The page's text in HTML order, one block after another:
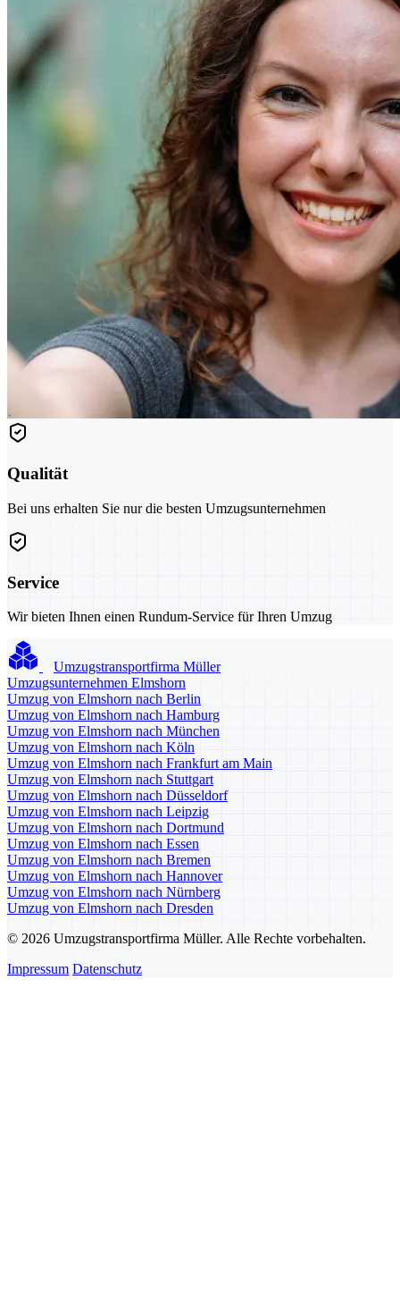
Qualität
Bei uns erhalten Sie nur die besten Umzugsunternehmen
Service
Wir bieten Ihnen einen Rundum-Service für Ihren Umzug
Umzugstransportfirma Müller
Umzugsunternehmen Elmshorn
Umzug von Elmshorn nach Berlin
Umzug von Elmshorn nach Hamburg
Umzug von Elmshorn nach München
Umzug von Elmshorn nach Köln
Umzug von Elmshorn nach Frankfurt am Main
Umzug von Elmshorn nach Stuttgart
Umzug von Elmshorn nach Düsseldorf
Umzug von Elmshorn nach Leipzig
Umzug von Elmshorn nach Dortmund
Umzug von Elmshorn nach Essen
Umzug von Elmshorn nach Bremen
Umzug von Elmshorn nach Hannover
Umzug von Elmshorn nach Nürnberg
Umzug von Elmshorn nach Dresden
© 2026 Umzugstransportfirma Müller. Alle Rechte vorbehalten.
Impressum Datenschutz